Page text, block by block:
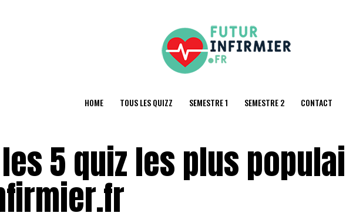
HOME TOUS LES QUIZZ SEMESTRE 1 SEMESTRE 2 CONTACT
5 quiz les plus